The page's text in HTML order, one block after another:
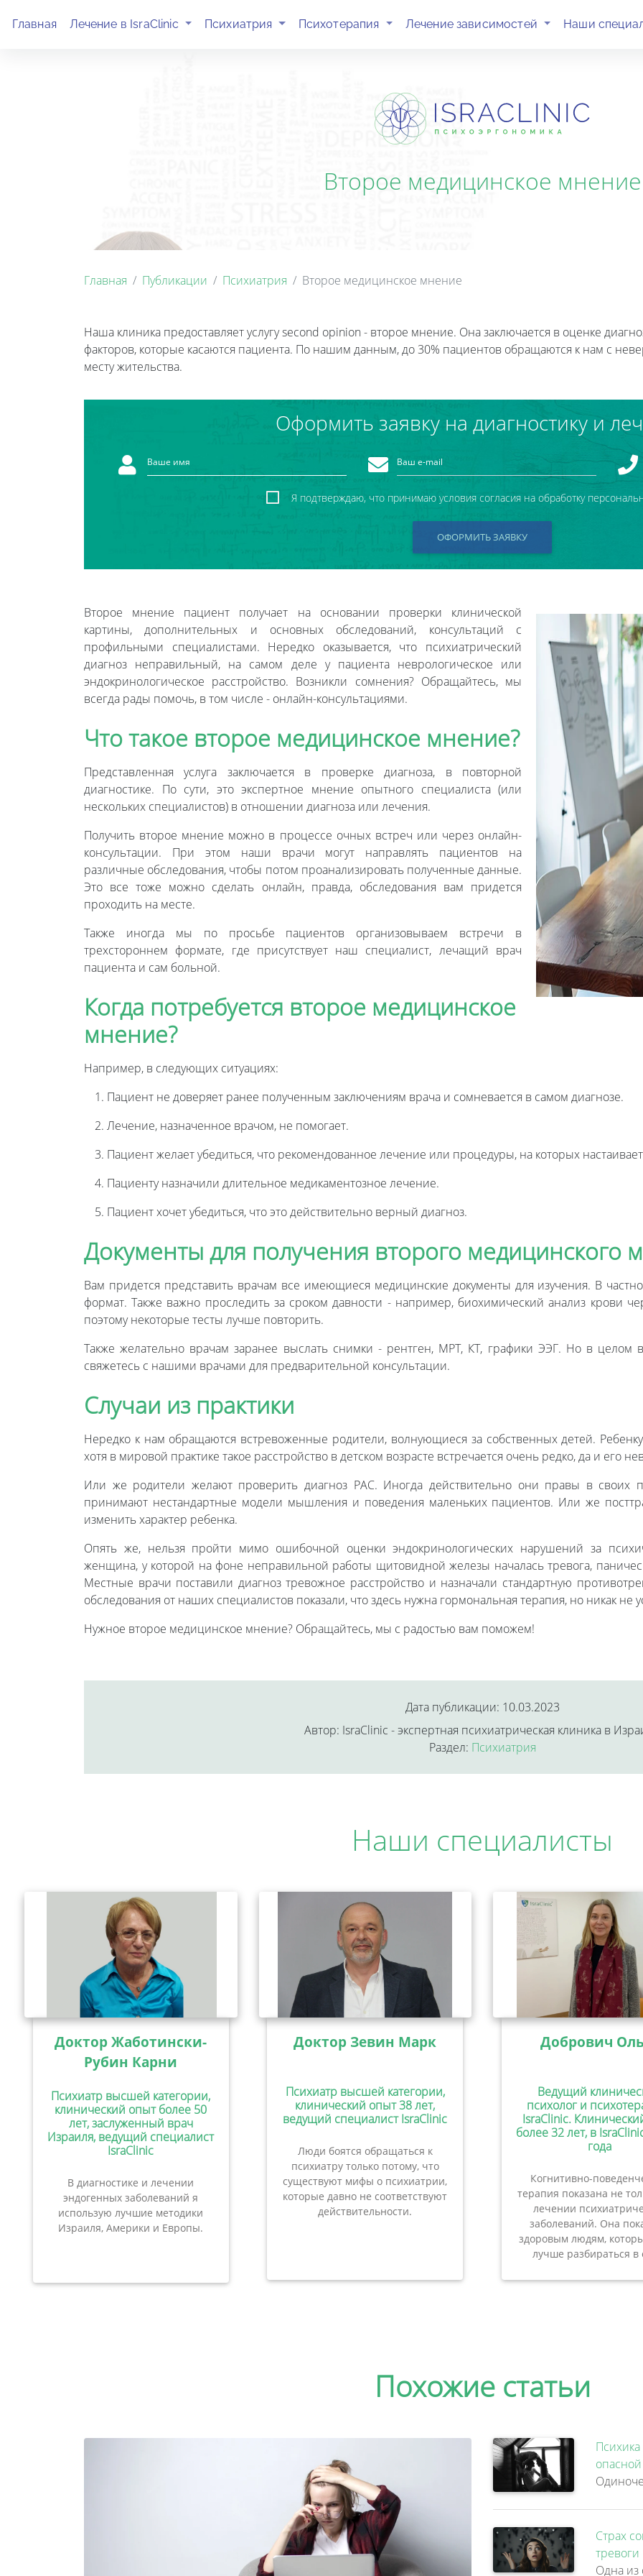
Главная Лечение в IsraClinic (current)Психиатрия (current)Психотерапия (current)Лечение зависимостей (current)
Наши
Второе медицинское мнение
Главная Публикации Психиатрия Второе медицинское мнение
Наша клиника предоставляет услугу second opinion - второе мнение. Она заключается в оценке
факторов, которые касаются пациента. По нашим данным, до 30% пациентов обращаются к нам с
месту жительства.
Оформить заявку на диагностику и
Я подтверждаю, что принимаю условия согласия на обработку
ОФОРМИТЬ ЗАЯВКУ
Второе мнение пациент получает на основании проверки клинической
картины, дополнительных и основных обследований, консультаций с
профильными специалистами. Нередко оказывается, что психиатрический
диагноз неправильный, на самом деле у пациента неврологическое или
эндокринологическое расстройство. Возникли сомнения? Обращайтесь, мы
всегда рады помочь, в том числе - онлайн-консультациями.
Что такое второе медицинское мнение?
Представленная услуга заключается в проверке диагноза, в повторной
диагностике. По сути, это экспертное мнение опытного специалиста (или
нескольких специалистов) в отношении диагноза или лечения.
Получить второе мнение можно в процессе очных встреч или через онлайн-
консультации. При этом наши врачи могут направлять пациентов на
различные обследования, чтобы потом проанализировать полученные данные.
Это все тоже можно сделать онлайн, правда, обследования вам придется
проходить на месте.
Также иногда мы по просьбе пациентов организовываем встречи в
трехстороннем формате, где присутствует наш специалист, лечащий врач
пациента и сам больной.
Когда потребуется второе медицинское
мнение?
Например, в следующих ситуациях:
Пациент не доверяет ранее полученным заключениям врача и сомневается в самом диагнозе.
Лечение, назначенное врачом, не помогает.
Пациент желает убедиться, что рекомендованное лечение или процедуры, на которых
Пациенту назначили длительное медикаментозное лечение.
Пациент хочет убедиться, что это действительно верный диагноз.
Документы для получения второго медицинского
Вам придется представить врачам все имеющиеся медицинские документы для изучения. В
формат. Также важно проследить за сроком давности - например, биохимический анализ крови
поэтому некоторые тесты лучше повторить.
Также желательно врачам заранее выслать снимки - рентген, МРТ, КТ, графики ЭЭГ. Но в целом
свяжетесь с нашими врачами для предварительной консультации.
Случаи из практики
Нередко к нам обращаются встревоженные родители, волнующиеся за собственных детей.
хотя в мировой практике такое расстройство в детском возрасте встречается очень редко, да и его
Или же родители желают проверить диагноз РАС. Иногда действительно они правы в своих
принимают нестандартные модели мышления и поведения маленьких пациентов. Или же
изменить характер ребенка.
Опять же, нельзя пройти мимо ошибочной оценки эндокринологических нарушений за
женщина, у которой на фоне неправильной работы щитовидной железы началась тревога,
Местные врачи поставили диагноз тревожное расстройство и назначали стандартную
обследования от наших специалистов показали, что здесь нужна гормональная терапия, но никак
Нужное второе медицинское мнение? Обращайтесь, мы с радостью вам поможем!
Дата публикации: 10.03.2023
Автор: IsraClinic - экспертная психиатрическая клиника в
Раздел: Психиатрия
Наши специалисты
Доктор Жаботински-
Рубин Карни
Психиатр высшей категории,
клинический опыт более 50
лет, заслуженный врач
Израиля, ведущий специалист
IsraClinic
В диагностике и лечении
эндогенных заболеваний я
использую лучшие методики
Израиля, Америки и Европы.
Доктор Зевин Марк
Психиатр высшей категории,
клинический опыт 38 лет,
ведущий специалист IsraClinic
Люди боятся обращаться к
психиатру только потому, что
существуют мифы о психиатрии,
которые давно не соответствуют
действительности.
Добрович
Ведущий
психолог и
IsraClinic.
более 32 лет, в
года
Когнитивно-
терапия показана не
лечении
заболеваний. Она
здоровым людям,
лучше разбираться в
Похожие статьи
опасной
Страх
тревоги